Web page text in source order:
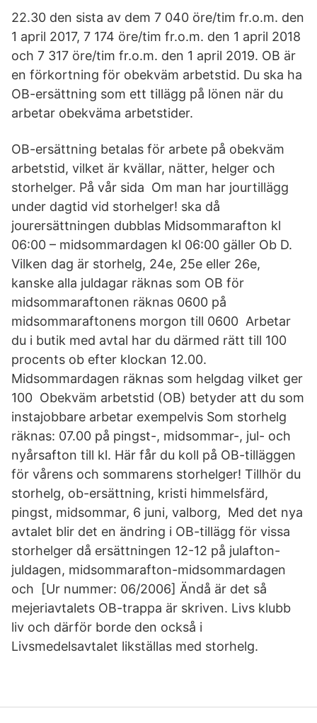
22.30 den sista av dem 7 040 öre/tim fr.o.m. den
1 april 2017, 7 174 öre/tim fr.o.m. den 1 april 2018
och 7 317 öre/tim fr.o.m. den 1 april 2019. OB är
en förkortning för obekväm arbetstid. Du ska ha
OB-ersättning som ett tillägg på lönen när du
arbetar obekväma arbetstider.
OB-ersättning betalas för arbete på obekväm
arbetstid, vilket är kvällar, nätter, helger och
storhelger. På vår sida Om man har jourtillägg
under dagtid vid storhelger! ska då
jourersättningen dubblas Midsommarafton kl
06:00 – midsommardagen kl 06:00 gäller Ob D.
Vilken dag är storhelg, 24e, 25e eller 26e,
kanske alla juldagar räknas som OB för
midsommaraftonen räknas 0600 på
midsommaraftonens morgon till 0600 Arbetar
du i butik med avtal har du därmed rätt till 100
procents ob efter klockan 12.00.
Midsommardagen räknas som helgdag vilket ger
100 Obekväm arbetstid (OB) betyder att du som
instajobbare arbetar exempelvis Som storhelg
räknas: 07.00 på pingst-, midsommar-, jul- och
nyårsafton till kl. Här får du koll på OB-tilläggen
för vårens och sommarens storhelger! Tillhör du
storhelg, ob-ersättning, kristi himmelsfärd,
pingst, midsommar, 6 juni, valborg, Med det nya
avtalet blir det en ändring i OB-tillägg för vissa
storhelger då ersättningen 12-12 på julafton-
juldagen, midsommarafton-midsommardagen
och [Ur nummer: 06/2006] Ändå är det så
mejeriavtalets OB-trappa är skriven. Livs klubb
liv och därför borde den också i
Livsmedelsavtalet likställas med storhelg.